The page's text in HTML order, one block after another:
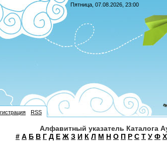
Пятница, 07.08.2026, 23:00
RSS
Алфавитный указатель Каталога
# А Б В Г Д Е Ж З И К Л М Н О П Р С Т У Ф Х